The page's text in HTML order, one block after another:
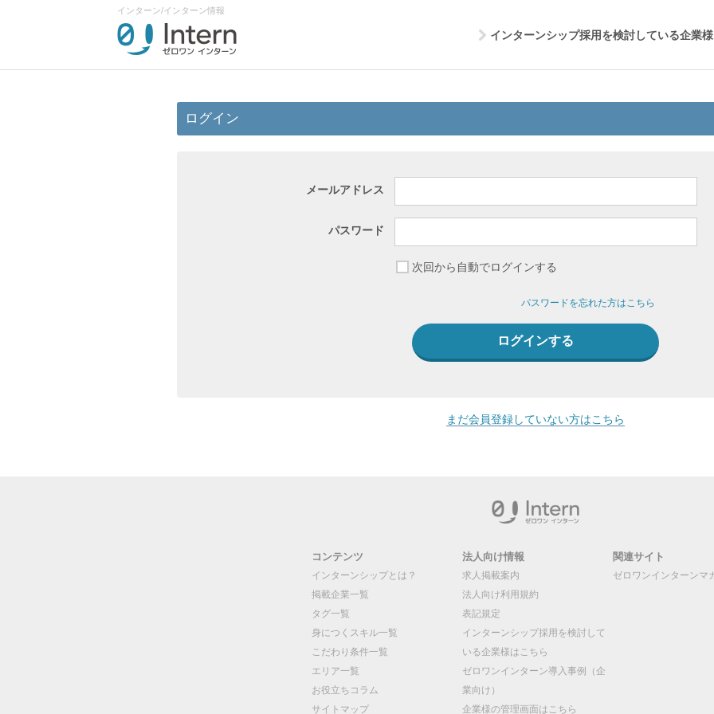
インターン/インターン情報
インターンシップ採用を検討している企業
ログイン
メールアドレス
パスワード
次回から自動でログインする
パスワードを忘れた方はこちら
まだ会員登録していない方はこちら
コンテンツ
インターンシップとは？
掲載企業一覧
タグ一覧
身につくスキル一覧
こだわり条件一覧
エリア一覧
お役立ちコラム
サイトマップ
法人向け情報
求人掲載案内
法人向け利用規約
表記規定
インターンシップ採用を検討して
いる企業様はこちら
ゼロワンインターン導入事例（企
業向け）
企業様の管理画面はこちら
関連サイト
ゼロワンインターンマ